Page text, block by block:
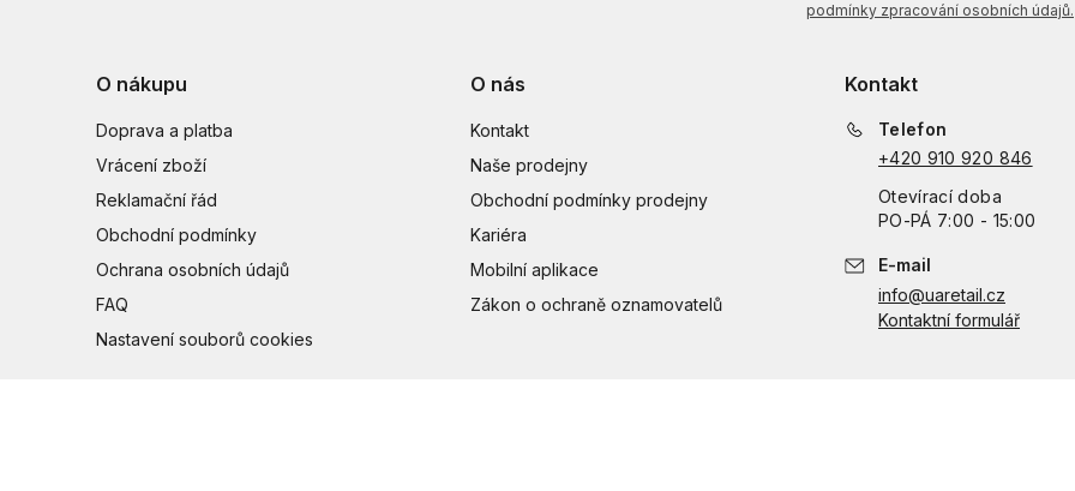
podmínky zpracování osobních údajů.
O nákupu
Doprava a platba
Vrácení zboží
Reklamační řád
Obchodní podmínky
Ochrana osobních údajů
FAQ
Nastavení souborů cookies
O nás
Kontakt
Naše prodejny
Obchodní podmínky prodejny
Kariéra
Mobilní aplikace
Zákon o ochraně oznamovatelů
Kontakt
Telefon
+420 910 920 846
Otevírací doba
PO-PÁ 7:00 - 15:00
E-mail
info@uaretail.cz
Kontaktní formulář